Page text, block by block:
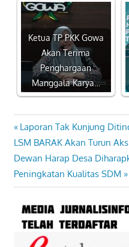
Ketua TP PKK Gowa
Akan Terima
Penghargaan
Manggala Karya…
Navigasi
pos
Previous
Post:
Laporan Tak Kunjung
LSM BARAK Akan Turun
Next
Post:
Dewan Harap Desa
Peningkatan Kualitas SDM